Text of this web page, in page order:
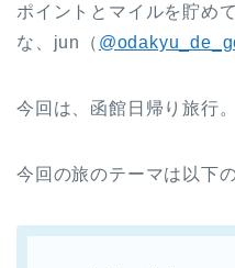
ポイントとマイルを貯め
な、jun（
今回は、函館日帰り旅行
今回の旅のテーマは以下の